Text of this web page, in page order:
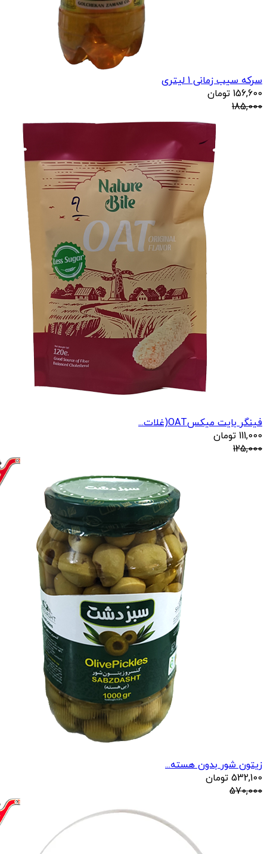
سرکه سیب زمانی 1 لیتری
156,600 تومان
185,000
فینگر بایت میکسOAT(غلات...
111,000 تومان
125,000
زیتون شور بدون هسته...
532,100 تومان
570,000